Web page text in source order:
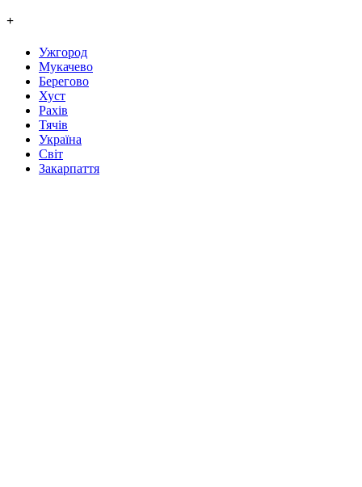
+
Ужгород
Мукачево
Берегово
Хуст
Рахів
Тячів
Україна
Світ
Закарпаття